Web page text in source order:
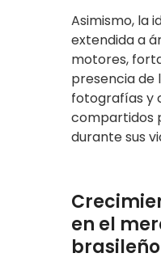
Asimismo, la
extendida a
motores,
presencia de
fotografías y
compartidos
durante sus
en el
brasileño